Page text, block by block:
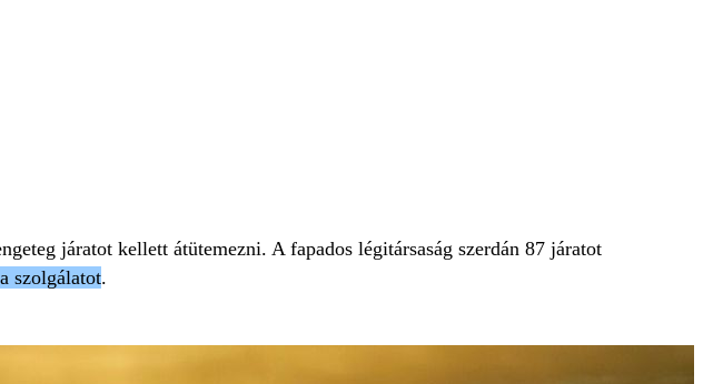
járatot kellett átütemezni. A fapados légitársaság szerdán 87 járatot
szolgálatot.